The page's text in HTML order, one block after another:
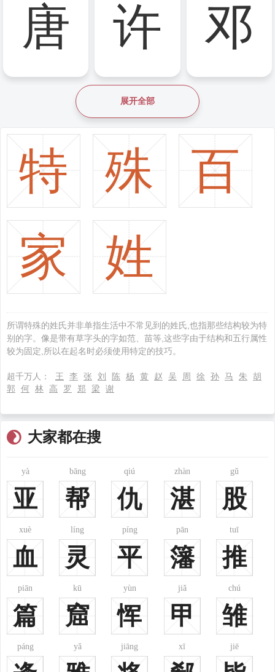
唐 许 邓
韩
排名：29
féng
冯
排名：30
曹
péng
彭
zēng
曾
排名：34
tián
田
排名：35
dǒng
董
pān
潘
排名：37
yuán
袁
排名：38
cài
蔡
排名：39
jiǎng
蒋
排名：40
yú
排名：41
yú
排名：42
dù
展开全部
特 殊
百
家
姓
所谓特殊的姓氏并非单指生活中不常见到的姓氏,也指那些结构较为特
别的字。像是带有草字头的字如范、苗等,这些字由于结构和五行属性
较为固定,所以在起名时必须使用特定的技巧。
超千万人： 王 李 张 刘 陈 杨 黄 赵 吴 周 徐 孙 马 朱
胡
郭
何 林 高 罗 郑 梁 谢
大家都在搜
yà
亚
bāng
帮
qiú
仇
zhàn
湛
gǔ
股
xuè
血
líng
灵
píng
平
pān
籓
tuī
推
piān
篇
kū
窟
yùn
恽
jiǎ
甲
chú
雏
páng yǎ jiāng xī jiē